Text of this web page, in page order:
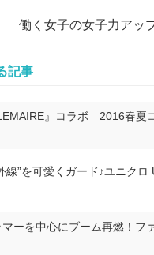
働く女子の女子力アッ
記事
』コラボ 2016春夏
線”を可愛くガード♪ユニクロ
ーを中心にブーム再燃！フ